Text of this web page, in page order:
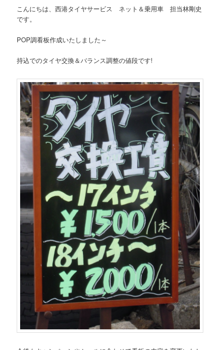
こんにちは、西港タイヤサービス ネット＆乗用車 担当林剛史
です。
POP調看板作成いたしました～
持込でのタイヤ交換＆バランス調整の値段です!